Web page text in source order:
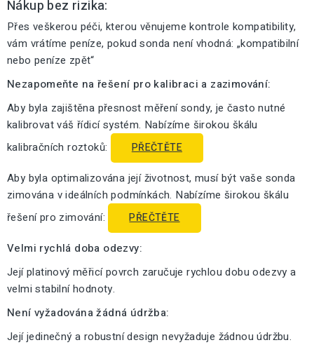
Nákup bez rizika:
Přes veškerou péči, kterou věnujeme kontrole kompatibility,
vám vrátíme peníze, pokud sonda není vhodná: „kompatibilní
nebo peníze zpět“
Nezapomeňte na řešení pro kalibraci a zazimování:
Aby byla zajištěna přesnost měření sondy, je často nutné
kalibrovat váš řídicí systém. Nabízíme širokou škálu
kalibračních roztoků:
PŘEČTĚTE
Aby byla optimalizována její životnost, musí být vaše sonda
zimována v ideálních podmínkách. Nabízíme širokou škálu
řešení pro zimování:
PŘEČTĚTE
Velmi rychlá doba odezvy:
Její platinový měřicí povrch zaručuje rychlou dobu odezvy a
velmi stabilní hodnoty.
Není vyžadována žádná údržba:
Její jedinečný a robustní design nevyžaduje žádnou údržbu.